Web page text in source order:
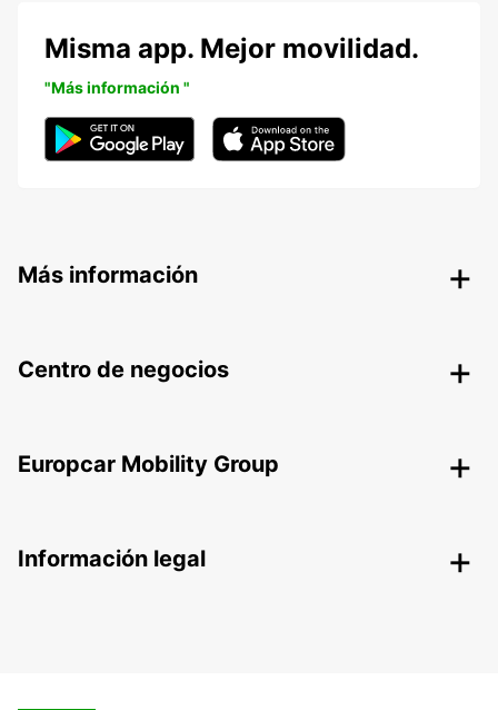
Misma app. Mejor movilidad.
"Más información "
Más información
Centro de negocios
Europcar Mobility Group
Información legal